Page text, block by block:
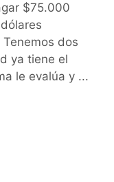
$75.000
dos
ya tiene el
le evalúa y ...